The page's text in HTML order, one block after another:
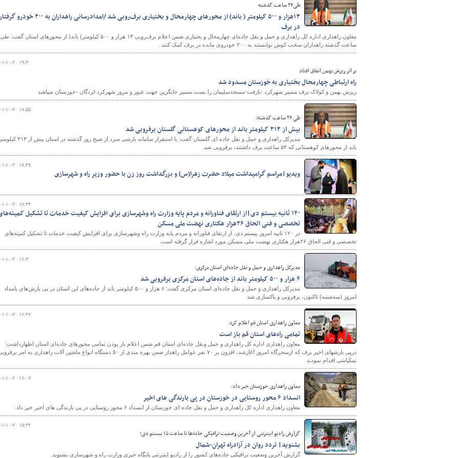
شهرسازی
طی۲۴ ساعت گذشته
۱۳هزار و ۵۰۰ کیلومتر ( باند) از محورهای چهارمحال و بختیاری برف‌روبی شد /امدادرسانی راهداران به ۲۰۰
در برف
ساعت گذشته راهداران سخت کوش توانستند به ۲۰۰ خودروی مانده در برف کمک کنند .
۱۴۰۱-۱۰-۲۰
بر اثر ریزش بهمن اتفاق افتاد
راه ارتباطی چهارمحال بختیاری به خوزستان مسدود شد
ریزش بهمن و کولاک برف مسیر شهرکرد -بازفت-مسجدسلیمان را بست.مسیر جایگزین جهت عبور و مرور شهرکرد-لردگان -خوزستان میباشد
۱۴۰۱-۱۰-۲۰
طی ۲۴ ساعت گذشته:
بیش از ۳۱۳ کیلومتر باند از محورهای کوهستانی گلستان برفروبی شد
مدیرکل راهداری و حمل و نقل جاده ای گلستان گفت: با استقرار سامانه بارشی سرد از صبح روز گذشته در استان بیش از ۳۱۳ کیلومتر
باند از محورهای کوهستانی که ۵۴ ساعت برف داشتند، برفروبی شد.
۱۴۰۱-۱۰-۲۰
ویدیو|مراسم گرامیداشت میلاد حضرت زهرا(س) و بزرگداشت روز زن با حضور وزیر راه و شهرسازی
۱۴۰۱-۱۰-۲۰
۱۲۰ ثانیه بیستم دی|از ارتقای فناورانه و مردم پایه وزارت راه وشهرسازی برای افزایش کیفیت خدمات تا تشکیل
تخصصی و فنی الحاق ۲۶هزار هکتاری نهضت ملی مسکن
در ۱۲۰ ثانیه امروز بیستم دی، از ارتقای فناورانه و مردم پایه وزارت راه وشهرسازی برای افزایش کیفیت خدمات تا تشکیل کمیته‌های
تخصصی و فنی الحاق ۲۶هزار هکتاری نهضت ملی مسکن مورد اشاره قرار گرفته است.
۱۴۰۱-۱۰-۲۰
مدیرکل راهداری و حمل و نقل جاده‌ای استان مرکزی:
۶ هزار و ۵۰۰ کیلومتر باند از جاده‌های استان مرکزی برفروبی شد
مدیرکل راهداری و حمل و نقل جاده‌ای استان مرکزی گفت: ۶ هزار و ۵۰۰ کیلومتر باند از جاده‌های این استان در پی بارش‌های بامداد
امروز (سه‌شنبه) تاکنون، برفروبی و پاکسازی شد
۱۴۰۱-۱۰-۲۰
معاون راهداری استان قم اعلام کرد:
تمامی راه‌های استان قم باز است
معاون راهداری اداره کل راهداری و حمل ونقل جاده‌ای استان قم ضمن اعلام باز بودن تمامی محورهای جاده‌ای استان اظهارداشت:
درپی بارشهای اخیر برف که ازسحرگاه امروز آغازشد، افزون بر ۷۰ نفر عوامل راهدار ضمن بهره مندی از ۵۰ دستگاه انواع ماشین آلات راهداری به امر
نمکپاشی اقدام نمودند
۱۴۰۱-۱۰-۲۰
معاون راهداری خوزستان خبر داد:
انسداد ۶ محور روستایی در خوزستان در پی بارندگی های اخیر
معاون راهداری اداره کل راهداری و حمل و نقل جاده ای خوزستان از انسداد ۶ محور روستایی در پی بارندگی های اخیر خبر داد.
۱۴۰۱-۱۰-۲۰
گزارش رادیو اینترنتی از آخرین وضعیت ترافیکی جاده‌ها تا ساعت ۱۵ بیستم دی؛
بشنوید| تردد روان در آزادراه تهران-شمال
گزارش آخرین وضعیت ترافیکی جاده‌های کشور را از رادیو اینترنتی پایگاه خبری وزارت راه و شهرسازی بشنوید.